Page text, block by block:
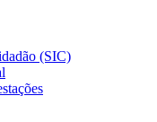
(SIC)